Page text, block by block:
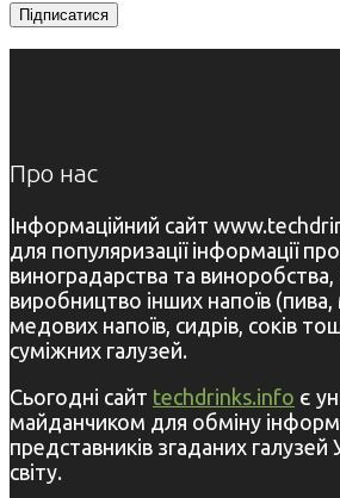
Про нас
Інформаційний сайт
для популяризації інформації
виноградарства та
виробництво інших напоїв (пива,
медових напоїв, сидрів, соків
суміжних галузей.
Сьогодні сайт techdrinks.info є
майданчиком для обміну
представників згаданих галузей
світу.